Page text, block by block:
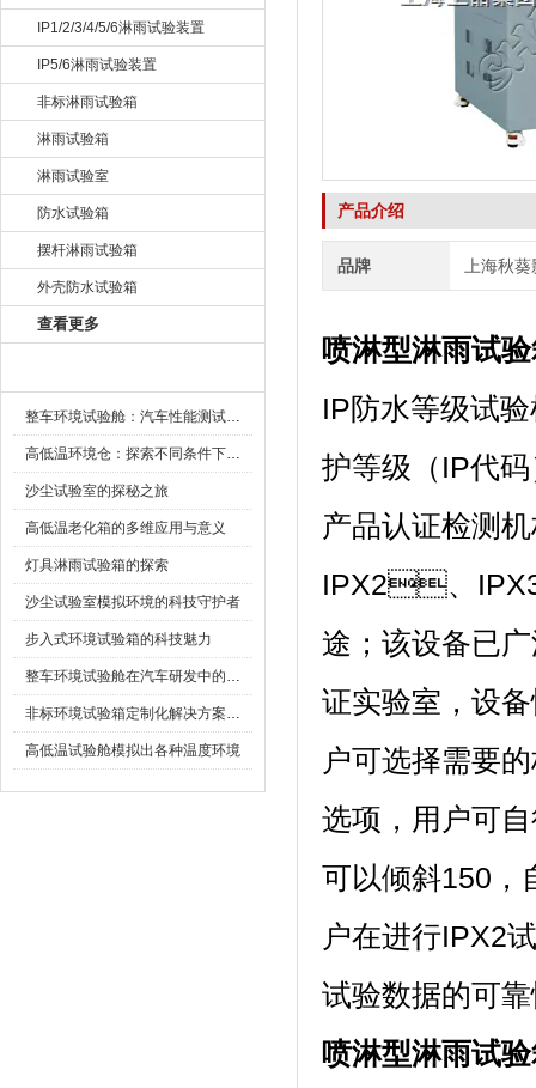
IP1/2/3/4/5/6淋雨试验装置
IP5/6淋雨试验装置
非标淋雨试验箱
淋雨试验箱
淋雨试验室
防水试验箱
摆杆淋雨试验箱
外壳防水试验箱
查看更多
整车环境试验舱：汽车性能测试的设备
高低温环境仓：探索不同条件下的科学奥秘
沙尘试验室的探秘之旅
高低温老化箱的多维应用与意义
灯具淋雨试验箱的探索
沙尘试验室模拟环境的科技守护者
步入式环境试验箱的科技魅力
整车环境试验舱在汽车研发中的作用
非标环境试验箱定制化解决方案在可靠性测试中的重要性
高低温试验舱模拟出各种温度环境
产品介绍
品牌 上海秋
喷淋型淋雨试
IP防水等级试
护等级（IP代
产品认证检测
IPX2、
途；该设备
证实验室，设
户可选择需要的
选项，用户可
可以倾斜150
户在进行IPX2
试验数据的可靠
喷淋型淋雨试